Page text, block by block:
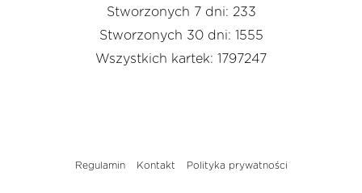
Stworzonych 7 dni: 233
Stworzonych 30 dni: 1555
Wszystkich kartek: 1797247
Regulamin Kontakt Polityka prywatności